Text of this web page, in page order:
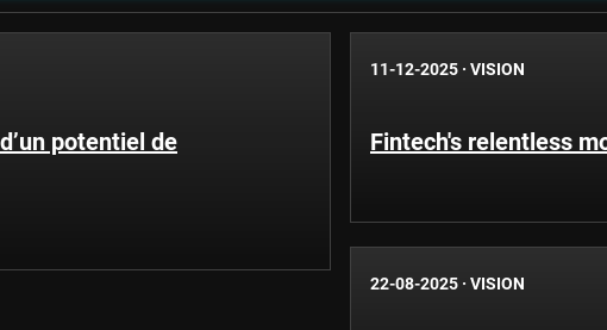
potentiel de
11-12-2025 · VISION
Fintech's relentless
22-08-2025 · VISION